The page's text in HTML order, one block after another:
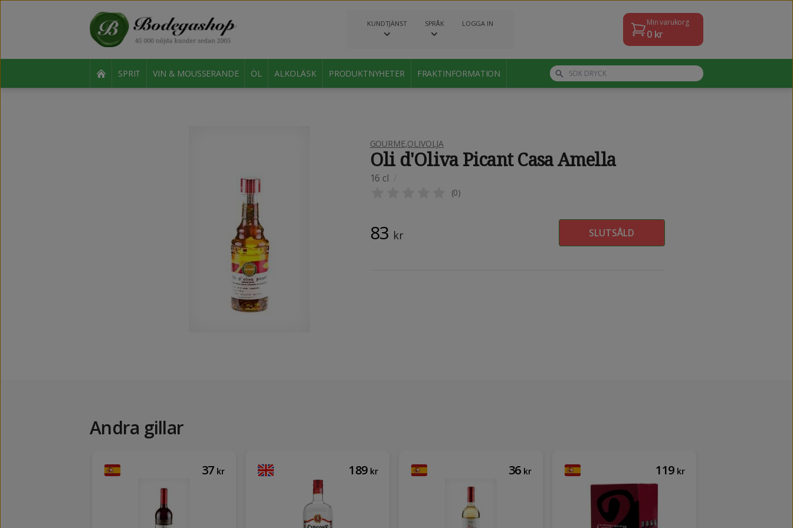
KUNDTJÄNST SPRÅK LOGGA IN Min varukorg
0kr
SPRIT VIN & MOUSSERANDE ÖL ALKOLÄSK PRODUKTNYHETER FRAKTINFORMATION
GOURME,OLIVOLJA
Oli d'Oliva Picant Casa Amella
16 cl
(0)
83 kr SLUTSÅLD
Andra gillar
37 kr 189 kr 36 kr 119 kr